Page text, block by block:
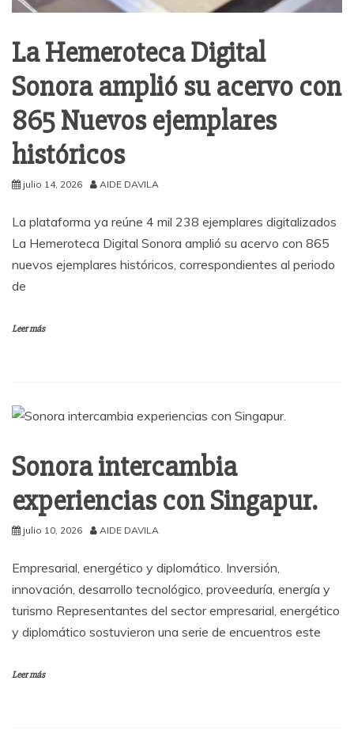
La Hemeroteca Digital
Sonora amplió su acervo con
865 Nuevos ejemplares
históricos
julio 14, 2026 AIDE DAVILA
La plataforma ya reúne 4 mil 238 ejemplares digitalizados
La Hemeroteca Digital Sonora amplió su acervo con 865
nuevos ejemplares históricos, correspondientes al periodo
de
Leer más
Sonora intercambia
experiencias con Singapur.
julio 10, 2026 AIDE DAVILA
Empresarial, energético y diplomático. Inversión,
innovación, desarrollo tecnológico, proveeduría, energía y
turismo Representantes del sector empresarial, energético
y diplomático sostuvieron una serie de encuentros este
Leer más